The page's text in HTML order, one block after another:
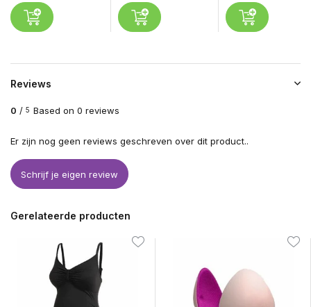
Reviews
0 / 5 Based on 0 reviews
Er zijn nog geen reviews geschreven over dit product..
Schrijf je eigen review
Gerelateerde producten